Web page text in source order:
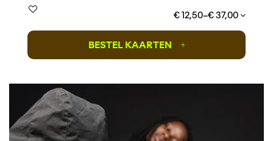
€ 12,50–€ 37,00
BESTEL KAARTEN +